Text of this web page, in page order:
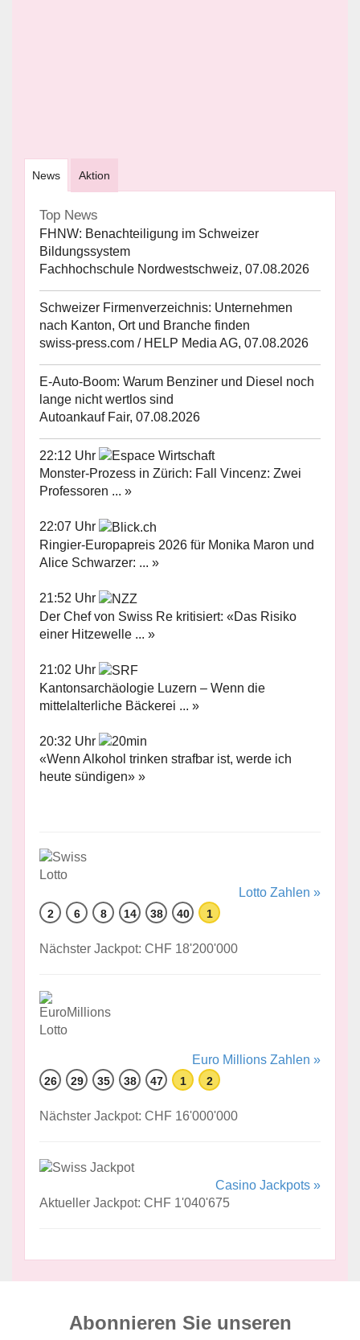
News Aktion
Top News
FHNW: Benachteiligung im Schweizer
Bildungssystem
Fachhochschule Nordwestschweiz, 07.08.2026
Schweizer Firmenverzeichnis: Unternehmen
nach Kanton, Ort und Branche finden
swiss-press.com / HELP Media AG, 07.08.2026
E-Auto-Boom: Warum Benziner und Diesel noch
lange nicht wertlos sind
Autoankauf Fair, 07.08.2026
22:12 Uhr
Monster-Prozess in Zürich: Fall Vincenz: Zwei
Professoren ... »
22:07 Uhr
Ringier-Europapreis 2026 für Monika Maron und
Alice Schwarzer: ... »
21:52 Uhr
Der Chef von Swiss Re kritisiert: «Das Risiko
einer Hitzewelle ... »
21:02 Uhr
Kantonsarchäologie Luzern – Wenn die
mittelalterliche Bäckerei ... »
20:32 Uhr
«Wenn Alkohol trinken strafbar ist, werde ich
heute sündigen» »
Lotto Zahlen »
2 6 8 14 38 40 1
Nächster Jackpot: CHF 18'200'000
Euro Millions Zahlen »
26 29 35 38 47 1 2
Nächster Jackpot: CHF 16'000'000
Casino Jackpots »
Aktueller Jackpot: CHF 1'040'675
Abonnieren Sie unseren